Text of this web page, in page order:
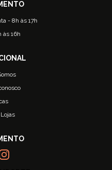
- 8h às 17h
às 16h